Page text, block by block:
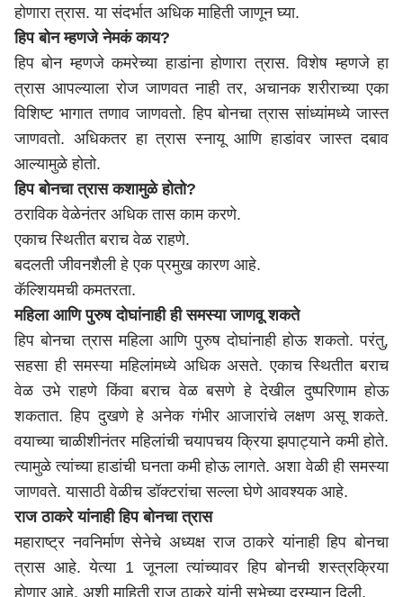
होणारा त्रास. या संदर्भात अधिक माहिती जाणून घ्या.
हिप बोन म्हणजे नेमकं काय?
हिप बोन म्हणजे कमरेच्या हाडांना होणारा त्रास. विशेष म्हणजे हा
त्रास आपल्याला रोज जाणवत नाही तर, अचानक शरीराच्या एका
विशिष्ट भागात तणाव जाणवतो. हिप बोनचा त्रास सांध्यांमध्ये जास्त
जाणवतो. अधिकतर हा त्रास स्नायू आणि हाडांवर जास्त दबाव
आल्यामुळे होतो.
हिप बोनचा त्रास कशामुळे होतो?
ठराविक वेळेनंतर अधिक तास काम करणे.
एकाच स्थितीत बराच वेळ राहणे.
बदलती जीवनशैली हे एक प्रमुख कारण आहे.
कॅल्शियमची कमतरता.
महिला आणि पुरुष दोघांनाही ही समस्या जाणवू शकते
हिप बोनचा त्रास महिला आणि पुरुष दोघांनाही होऊ शकतो. परंतु,
सहसा ही समस्या महिलांमध्ये अधिक असते. एकाच स्थितीत बराच
वेळ उभे राहणे किंवा बराच वेळ बसणे हे देखील दुष्परिणाम होऊ
शकतात. हिप दुखणे हे अनेक गंभीर आजारांचे लक्षण असू शकते.
वयाच्या चाळीशीनंतर महिलांची चयापचय क्रिया झपाट्याने कमी होते.
त्यामुळे त्यांच्या हाडांची घनता कमी होऊ लागते. अशा वेळी ही समस्या
जाणवते. यासाठी वेळीच डॉक्टरांचा सल्ला घेणे आवश्यक आहे.
राज ठाकरे यांनाही हिप बोनचा त्रास
महाराष्ट्र नवनिर्माण सेनेचे अध्यक्ष राज ठाकरे यांनाही हिप बोनचा
त्रास आहे. येत्या 1 जूनला त्यांच्यावर हिप बोनची शस्त्रक्रिया
होणार आहे. अशी माहिती राज ठाकरे यांनी सभेच्या दरम्यान दिली.